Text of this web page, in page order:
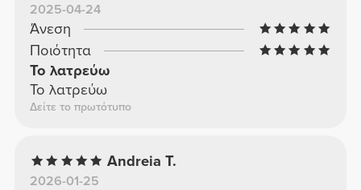
2025-04-24
Άνεση
Ποιότητα
Το λατρεύω
Το λατρεύω
Δείτε το πρωτότυπο
Andreia T.
2026-01-25